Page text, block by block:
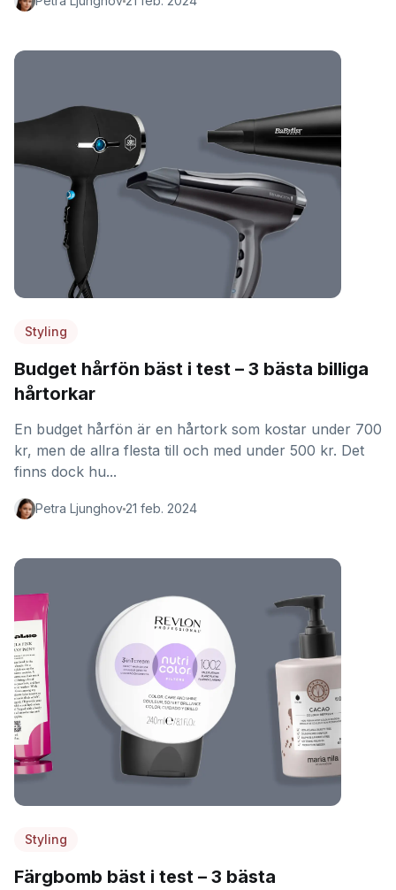
Styling
Budget hårfön bäst i test – 3 bästa billiga
hårtorkar
En budget hårfön är en hårtork som kostar under 700
kr, men de allra flesta till och med under 500 kr. Det
finns dock hu...
Petra Ljunghov 21 feb. 2024
Styling
Färgbomb bäst i test – 3 bästa